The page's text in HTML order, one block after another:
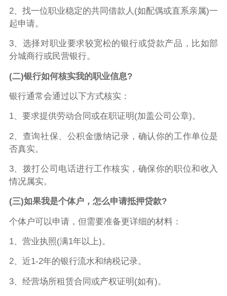
2、找一位职业稳定的共同借款人(如配偶或直系亲属)一
起申请。
3、选择对职业要求较宽松的银行或贷款产品，比如部
分城商行或民营银行。
(二)银行如何核实我的职业信息?
银行通常会通过以下方式核实：
1、要求提供劳动合同或在职证明(加盖公司公章)。
2、查询社保、公积金缴纳记录，确认你的工作单位是
否真实。
3、拨打公司电话进行工作核实，确保你的职位和收入
情况属实。
(三)如果我是个体户，怎么申请抵押贷款?
个体户可以申请，但需要准备更详细的材料：
1、营业执照(满1年以上)。
2、近1-2年的银行流水和纳税记录。
3、经营场所租赁合同或产权证明(如有)。